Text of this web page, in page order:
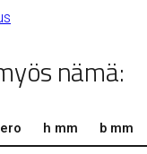
nämä:
h mm b mm